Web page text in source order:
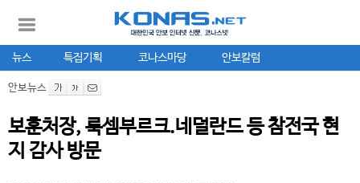
뉴스 특집기획 코나스마당 안보칼럼
안보뉴스
보훈처장, 룩셈부르크.네덜란드 등 참전국 현
지 감사 방문